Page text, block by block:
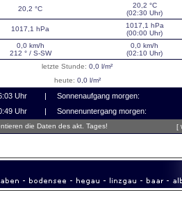
20,2 °C
20,2 °C
(02:30 Uhr)
1017,1 hPa
1017,1 hPa
(00:00 Uhr)
0,0 km/h
212 ° / S-SW
0,0 km/h
(02:10 Uhr)
letzte Stunde: 0,0 l/m²
heute: 0,0 l/m²
Uhr |
Sonnenaufgang morgen:
Uhr | Sonnenuntergang morgen:
die Daten des akt. Tages! [